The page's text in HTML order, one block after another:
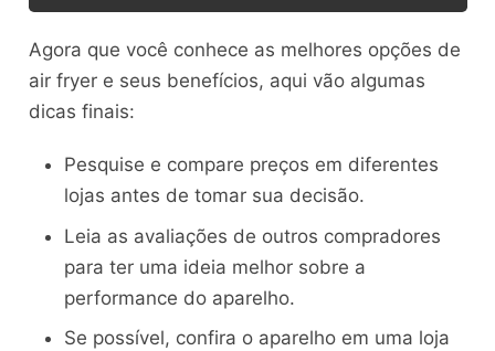
Agora que você conhece as melhores opções de
air fryer e seus benefícios, aqui vão algumas
dicas finais:
Pesquise e compare preços em diferentes
lojas antes de tomar sua decisão.
Leia as avaliações de outros compradores
para ter uma ideia melhor sobre a
performance do aparelho.
Se possível, confira o aparelho em uma loja